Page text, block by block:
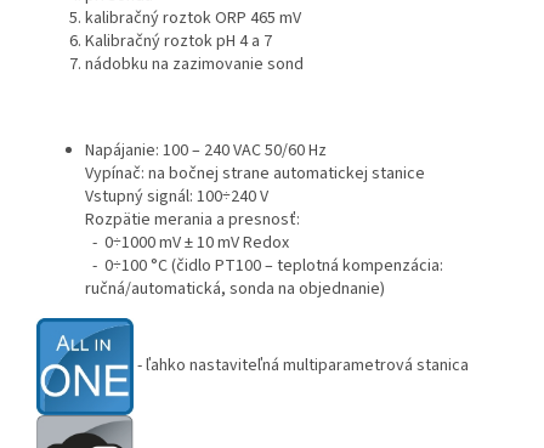
kalibračný roztok ORP 465 mV
Kalibračný roztok pH 4 a 7
nádobku na zazimovanie sond
Napájanie: 100 – 240 VAC 50/60 Hz
Vypínač: na bočnej strane automatickej stanice
Vstupný signál: 100÷240 V
Rozpätie merania a presnosť:
- 0÷1000 mV ± 10 mV Redox
- 0÷100 °C (čidlo PT100 – teplotná kompenzácia:
ručná/automatická, sonda na objednanie)
- ľahko nastaviteľná multiparametrová stanica